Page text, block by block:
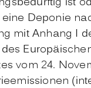
Deponie
mit Anhang I
vom 24.